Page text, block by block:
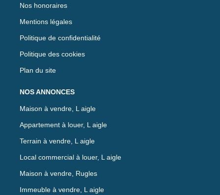
Nos honoraires
Mentions légales
Politique de confidentialité
Politique des cookies
Plan du site
NOS ANNONCES
Maison à vendre, L aigle
Appartement à louer, L aigle
Terrain à vendre, L aigle
Local commercial à louer, L aigle
Maison à vendre, Rugles
Immeuble à vendre, L aigle